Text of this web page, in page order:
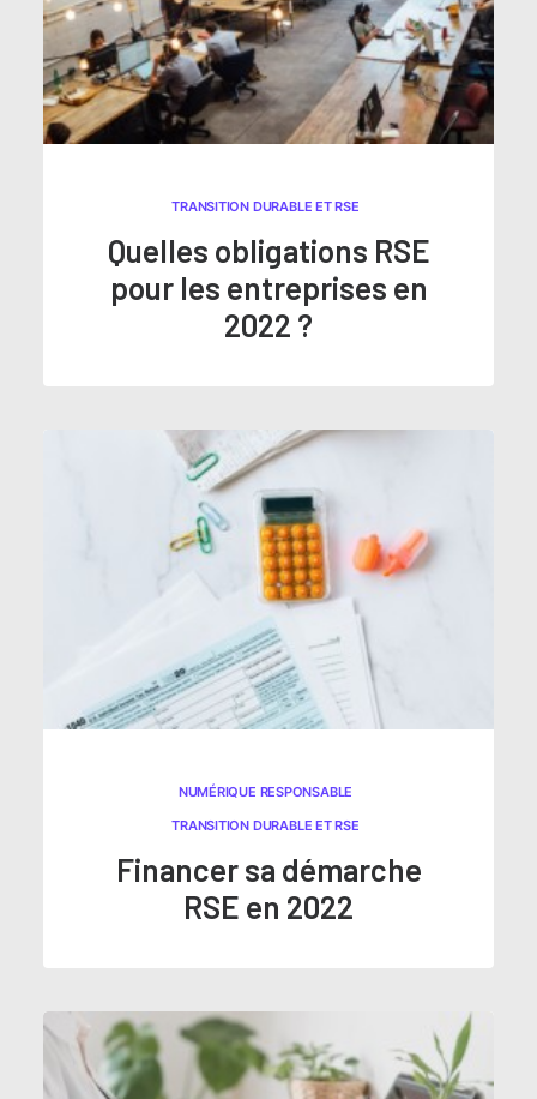
TRANSITION DURABLE ET RSE
Quelles obligations RSE
pour les entreprises en
2022 ?
NUMÉRIQUE RESPONSABLE
TRANSITION DURABLE ET RSE
Financer sa démarche
RSE en 2022